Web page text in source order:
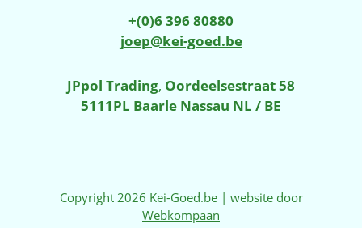
+(0)6 396 80880
joep@kei-goed.be
JPpol Trading, Oordeelsestraat 58
5111PL Baarle Nassau NL / BE
Copyright 2026 Kei-Goed.be | website door
Webkompaan